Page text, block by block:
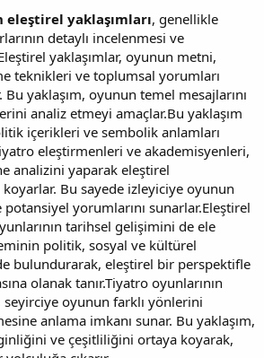
eleştirel yaklaşımları, genellikle
detaylı incelenmesi ve
yaklaşımlar, oyunun metni,
teknikleri ve toplumsal yorumları
yaklaşım, oyunun temel mesajlarını
analiz etmeyi amaçlar.Bu yaklaşım
içerikleri ve sembolik anlamları
eleştirmenleri ve akademisyenleri,
analizini yaparak eleştirel
koyarlar. Bu sayede izleyiciye oyunun
potansiyel yorumlarını sunarlar.Eleştirel
tarihsel gelişimini de ele
politik, sosyal ve kültürel
bulundurarak, eleştirel bir perspektifle
olanak tanır.Tiyatro oyunlarının
seyirciye oyunun farklı yönlerini
anlama imkanı sunar. Bu yaklaşım,
ve çeşitliliğini ortaya koyarak,